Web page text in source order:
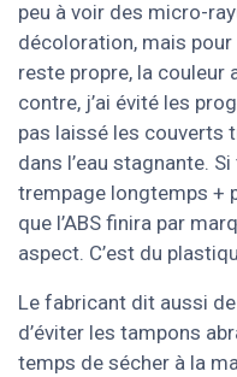
peu à voir des micro-
décoloration, mais pour
reste propre, la couleur
contre, j’ai évité les
pas laissé les couverts
dans l’eau stagnante.
trempage longtemps +
que l’ABS finira par
aspect. C’est du
Le fabricant dit aussi de
d’éviter les tampons
temps de sécher à la